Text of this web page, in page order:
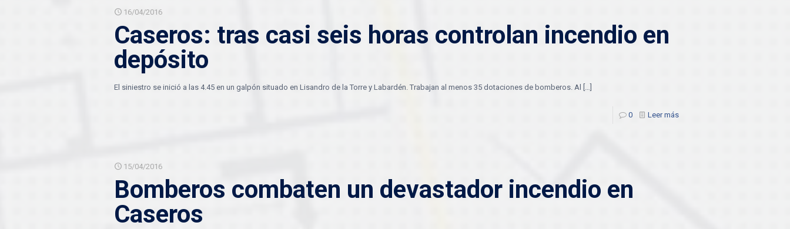
16/04/2016
Caseros: tras casi seis horas controlan incendio en
depósito
El siniestro se inició a las 4.45 en un galpón situado en Lisandro de la Torre y Labardén. Trabajan al menos 35 dotaciones de bomberos. Al […]
0 Leer más
15/04/2016
Bomberos combaten un devastador incendio en
Caseros